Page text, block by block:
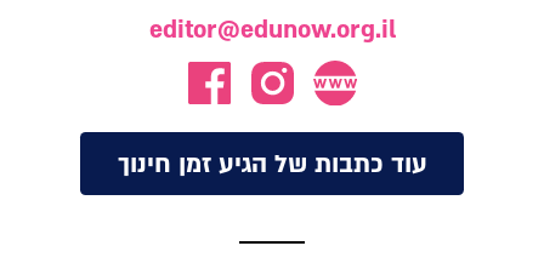
editor@edunow.org.il
עוד כתבות של הגיע זמן חינוך